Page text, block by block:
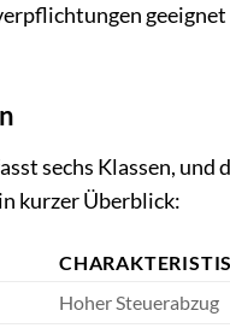
geeignet
sechs Klassen,
kurzer Überblick:
Hoher Steuerabzug